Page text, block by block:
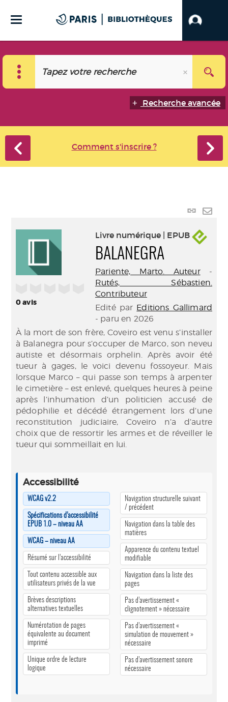
Recherche avancée
Comment s'inscrire ?
Lien
0avis
Livre numérique | EPUB
BALANEGRA
Pariente, Marto. Auteur-
Rutés, Sébastien.
Contributeur
Edité par Editions Gallimard
- paru en 2026
À la mort de son frère, Coveiro est venu s’installer
à Balanegra pour s’occuper de Marco, son neveu
autiste et désormais orphelin. Après avoir été
tueur à gages, le voici devenu fossoyeur. Mais
lorsque Marco – qui passe son temps à arpenter
le cimetière – est enlevé, quelques heures à peine
après l’inhumation d’un politicien accusé de
pédophilie et décédé étrangement lors d’une
reconstitution judiciaire, Coveiro n’a d’autre
choix que de ressortir les armes et de réveiller le
tueur qui sommeillait en lui.
Accessibilité
WCAG v2.2
Spécifications d’accessibilité
EPUB 1.0 – niveau AA
WCAG – niveau AA
Résumé sur l’accessibilité
Tout contenu accessible aux
utilisateurs privés de la vue
Brèves descriptions
alternatives textuelles
Numérotation de pages
équivalente au document
imprimé
Unique ordre de lecture
logique
Navigation structurelle suivant
/ précédent
Navigation dans la table des
matières
Apparence du contenu textuel
modifiable
Navigation dans la liste des
pages
Pas d’avertissement «
clignotement » nécessaire
Pas d’avertissement «
simulation de mouvement »
nécessaire
Pas d’avertissement sonore
nécessaire